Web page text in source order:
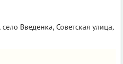
Введенка, Советская улица,